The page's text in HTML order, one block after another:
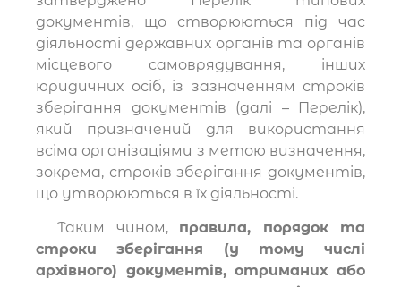
документів, що створюються під час
діяльності державних органів та органів
місцевого самоврядування, інших
юридичних осіб, із зазначенням строків
зберігання документів (далі – Перелік),
який призначений для використання
всіма організаціями з метою визначення,
зокрема, строків зберігання документів,
що утворюються в їх діяльності.
Таким чином, правила, порядок та
строки зберігання (у тому числі
архівного) документів, отриманих або